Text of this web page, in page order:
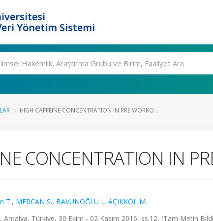
Yönetim Sistemi
HIGH CAFFEINE CONCENTRATION IN PRE WORKO...
CONCENTRATION IN
T., MERCAN S., BAVUNOĞLU I., AÇIKKOL M.
Türkiye, 30 Ekim - 02 Kasım 2016, ss.12, (Tam Metin